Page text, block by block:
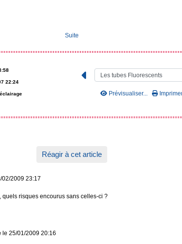
Suite
22:24
Prévisualiser...
Réagir à cet article
2009 23:17
quels risques encourus sans celles-ci ?
le 25/01/2009 20:16